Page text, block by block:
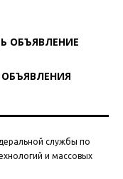
ОБЪЯВЛЕНИЕ
ОБЪЯВЛЕНИЯ
службы по
и массовых